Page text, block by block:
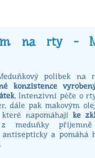
na rty -
polibek
konzistence
. Intenzivní péče o
dále pak makovým
napomáhají ke
meduňky
a